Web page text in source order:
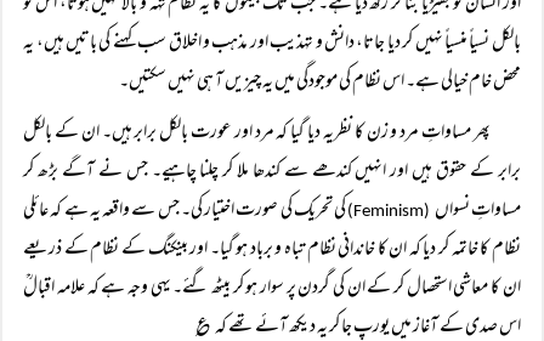
بالکل نسیاً منسیاً نہیں کر دیا جاتا، دانش و تہذیب اور مذہب و اخلاق سب کہنے کی باتیں ہیں، یہ
محض خام خیالی ہے۔ اس نظام کی موجودگی میں یہ چیزیں آ ہی نہیں سکتیں۔
پھر مساواتِ مرد و زن کا نظریہ دیا گیا کہ مرد اور عورت بالکل برابر ہیں۔ ان کے بالکل
برابر کے حقوق ہیں اور انہیں کندھے سے کندھا ملا کر چلنا چاہیے۔ جس نے آگے بڑھ کر
مساواتِ نسواں (Feminism)
کی تحریک کی صورت اختیار کی۔ جس سے واقعہ یہ ہے کہ عائلی
نظام کا خاتمہ کر دیا کہ ان کا خاندانی نظام تباہ و برباد ہو گیا۔ اور بینکنگ کے نظام کے ذریعے
ان کا معاشی استحصال کر کے ان کی گردن پر سوار ہو کر بیٹھ گئے۔ یہی وجہ ہے کہ علامہ اقبالؒ
اس صدی کے آغاز میں یورپ جا کر یہ دیکھ آئے تھے کہ ؏